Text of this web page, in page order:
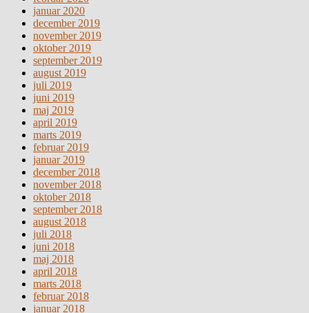
januar 2020
december 2019
november 2019
oktober 2019
september 2019
august 2019
juli 2019
juni 2019
maj 2019
april 2019
marts 2019
februar 2019
januar 2019
december 2018
november 2018
oktober 2018
september 2018
august 2018
juli 2018
juni 2018
maj 2018
april 2018
marts 2018
februar 2018
januar 2018